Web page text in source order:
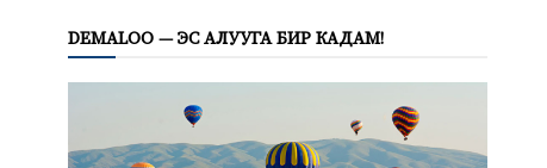
DEMALOO — ЭС АЛУУГА БИР КАДАМ!